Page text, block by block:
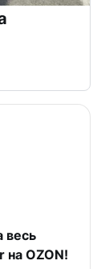
весь
на OZON!